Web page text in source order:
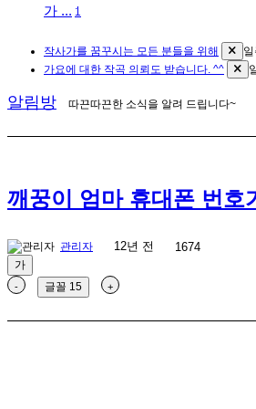
가 ... 1
작사가를 꿈꾸시는 모든 분들을 위해
가요에 대한 작곡 의뢰도 받습니다. ^^
알림방 따끈따끈한 소식을 알려 드립니다~
깨꿍이 엄마 휴대폰 번
관리자 12년 전 1674
가
- 글꼴 15 +